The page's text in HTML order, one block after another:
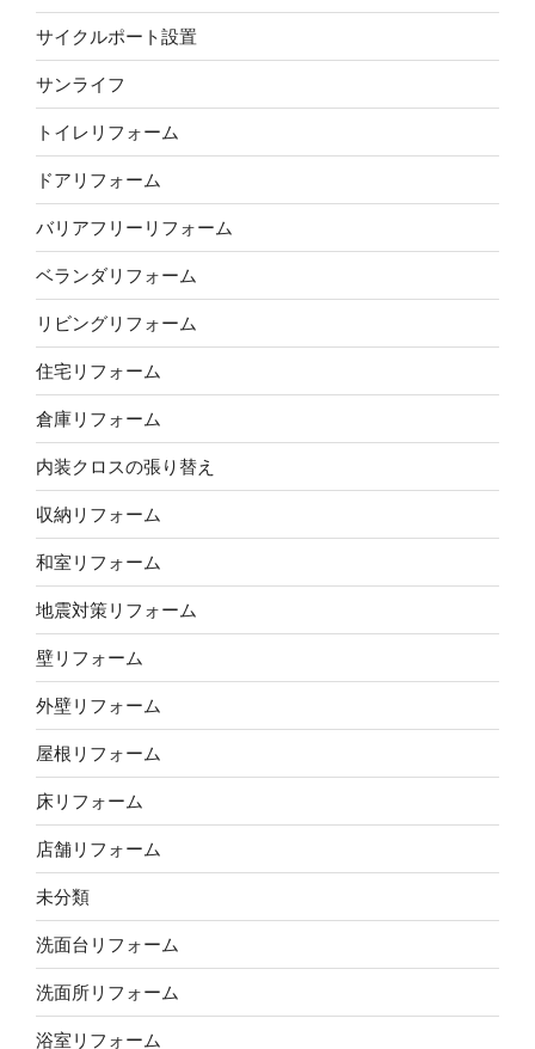
サイクルポート設置
サンライフ
トイレリフォーム
ドアリフォーム
バリアフリーリフォーム
ベランダリフォーム
リビングリフォーム
住宅リフォーム
倉庫リフォーム
内装クロスの張り替え
収納リフォーム
和室リフォーム
地震対策リフォーム
壁リフォーム
外壁リフォーム
屋根リフォーム
床リフォーム
店舗リフォーム
未分類
洗面台リフォーム
洗面所リフォーム
浴室リフォーム